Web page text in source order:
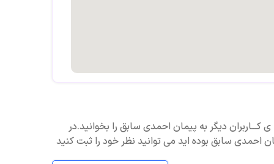
کـــاربران دیگر به پیمان احمدی سابق را بخوانید.در
احمدی سابق بوده اید می توانید نظر خود را ثبت کنید